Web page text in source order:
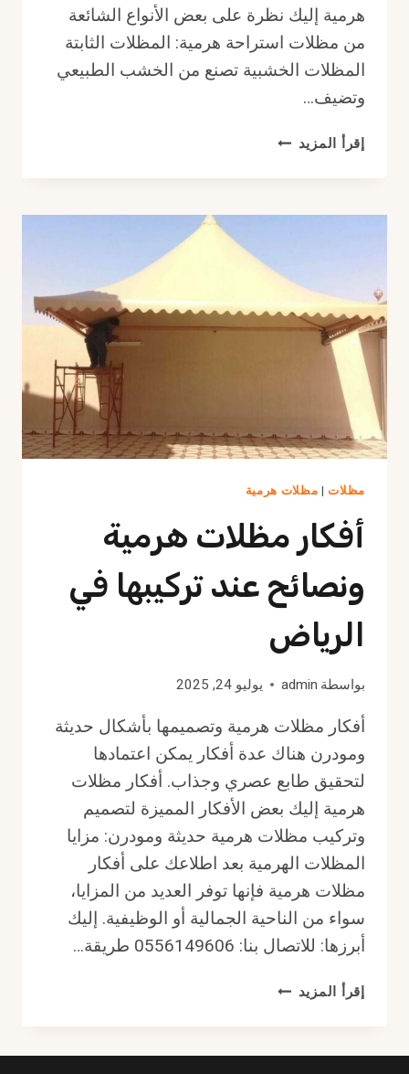
هرمية إليك نظرة على بعض الأنواع الشائعة
من مظلات استراحة هرمية: المظلات الثابتة
المظلات الخشبية تصنع من الخشب الطبيعي
وتضيف…
إقرأ المزيد مظلات
استراحة
مودرن
مظلات| مظلات هرمية
أفكار مظلات هرمية
ونصائح عند تركيبها في
الرياض
بواسطة admin يوليو 24, 2025
أفكار مظلات هرمية وتصميمها بأشكال حديثة
ومودرن هناك عدة أفكار يمكن اعتمادها
لتحقيق طابع عصري وجذاب. أفكار مظلات
هرمية إليك بعض الأفكار المميزة لتصميم
وتركيب مظلات هرمية حديثة ومودرن: مزايا
المظلات الهرمية بعد اطلاعك على أفكار
مظلات هرمية فإنها توفر العديد من المزايا،
سواء من الناحية الجمالية أو الوظيفية. إليك
أبرزها: للاتصال بنا: 0556149606 طريقة…
إقرأ المزيد أفكار
ونصائح